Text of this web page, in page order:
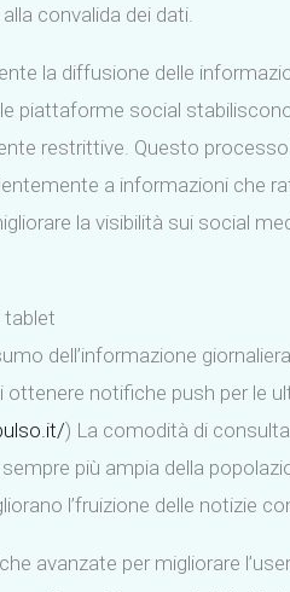
convalida dei dati.
la diffusione delle
piattaforme social
restrittive. Questo
a informazioni che
la visibilità sui social
tablet
dell’informazione
notifiche push per le
) La comodità di
più ampia della
l’fruizione delle notizie
avanzate per migliorare